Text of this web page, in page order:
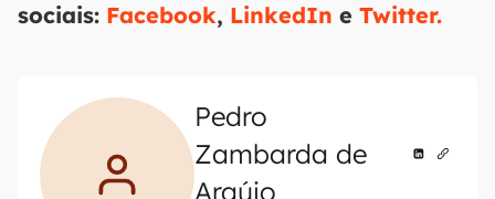
sociais: Facebook, LinkedIn e Twitter.
Pedro
Zambarda de
Araújo